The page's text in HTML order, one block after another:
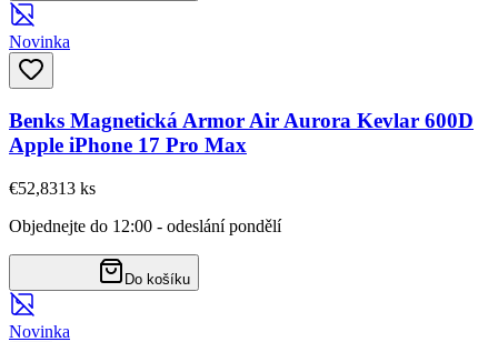
Novinka
Benks Magnetická Armor Air Aurora Kevlar 600D
Apple iPhone 17 Pro Max
€52,8313 ks
Objednejte do 12:00 - odeslání pondělí
Do košíku
Novinka